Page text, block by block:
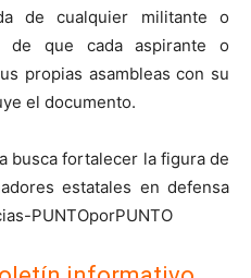
de cualquier militante o
de que cada aspirante o
propias asambleas con su
el documento.
busca fortalecer la figura de
estatales en defensa
PUNTOporPUNTO